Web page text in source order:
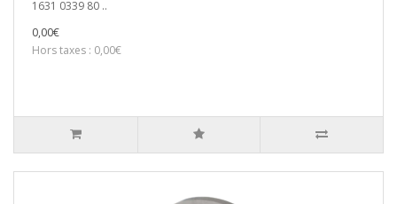
1631 0339 80 ..
0,00€
Hors taxes : 0,00€